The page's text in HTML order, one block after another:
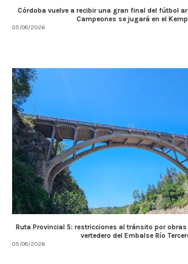
Córdoba vuelve a recibir una gran final del fútbol
Campeones se jugará en el
05/08/2026
Ruta Provincial 5: restricciones al tránsito por obras
vertedero del Embalse Río
05/08/2026